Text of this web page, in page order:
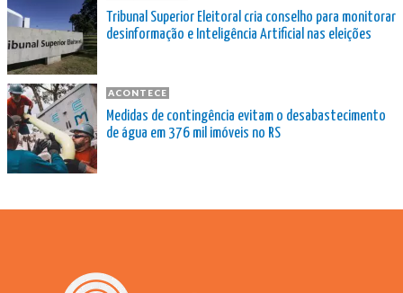
Tribunal Superior Eleitoral cria conselho para monitorar
desinformação e Inteligência Artificial nas eleições
ACONTECE
Medidas de contingência evitam o desabastecimento
de água em 376 mil imóveis no RS